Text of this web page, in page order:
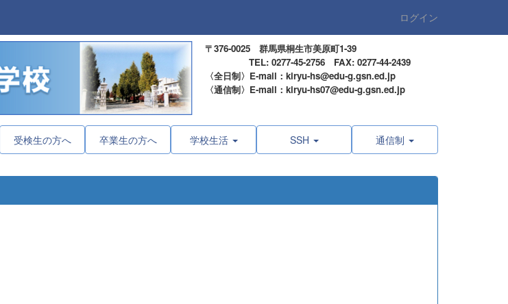
ログイン
〒376-0025 群馬県桐生市美原町1-39
TEL: 0277-45-2756 FAX: 0277-44-2439
〈全日制〉E-mail：kiryu-hs@edu-g.gsn.ed.jp
〈通信制〉E-mail：kiryu-hs07@edu-g.gsn.ed.jp
受検生の方へ 卒業生の方へ 学校生活 SSH 通信制